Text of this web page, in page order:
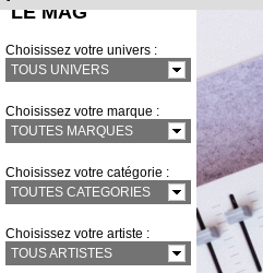
Choisissez votre univers :
TOUS UNIVERS
Choisissez votre marque :
TOUTES MARQUES
Choisissez votre catégorie :
TOUTES CATEGORIES
Choisissez votre artiste :
TOUS ARTISTES
LE MAG